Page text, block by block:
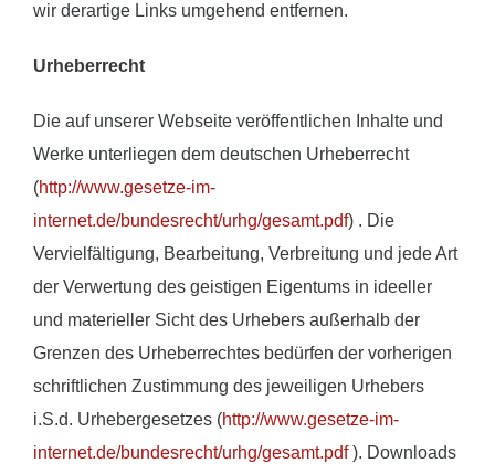
wir derartige Links umgehend entfernen.
Urheberrecht
Die auf unserer Webseite veröffentlichen Inhalte und
Werke unterliegen dem deutschen Urheberrecht
(http://www.gesetze-im-
internet.de/bundesrecht/urhg/gesamt.pdf) . Die
Vervielfältigung, Bearbeitung, Verbreitung und jede Art
der Verwertung des geistigen Eigentums in ideeller
und materieller Sicht des Urhebers außerhalb der
Grenzen des Urheberrechtes bedürfen der vorherigen
schriftlichen Zustimmung des jeweiligen Urhebers
i.S.d. Urhebergesetzes (http://www.gesetze-im-
internet.de/bundesrecht/urhg/gesamt.pdf). Downloads